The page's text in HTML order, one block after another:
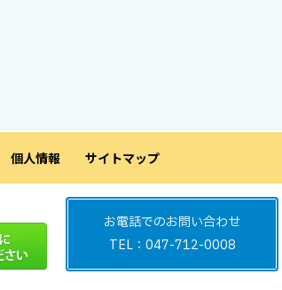
個人情報 サイトマップ
お電話でのお問い合わせ
TEL：047-712-0008